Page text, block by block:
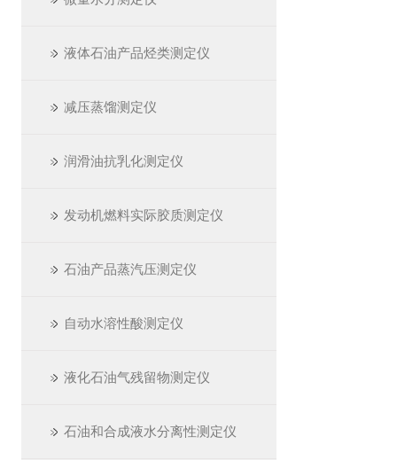
液体石油产品烃类测定仪
减压蒸馏测定仪
润滑油抗乳化测定仪
发动机燃料实际胶质测定仪
石油产品蒸汽压测定仪
自动水溶性酸测定仪
液化石油气残留物测定仪
石油和合成液水分离性测定仪